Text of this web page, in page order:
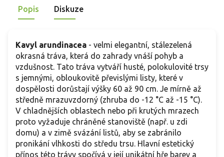
záhony.
Popis Diskuze
Kavyl arundinacea - velmi elegantní, stálezelená
okrasná tráva, která do zahrady vnáší pohyb a
vzdušnost. Tato tráva vytváří husté, polokulovité trsy
s jemnými, obloukovitě převislými listy, které v
dospělosti dorůstají výšky 60 až 90 cm. Je mírně až
středně mrazuvzdorný (zhruba do -12 °C až -15 °C).
V chladnějších oblastech nebo při krutých mrazech
proto vyžaduje chráněné stanoviště (např. u zdi
domu) a v zimě svázání listů, aby se zabránilo
pronikání vlhkosti do středu trsu. Hlavní estetický
přínos této trávy spočívá v její unikátní hře barev a